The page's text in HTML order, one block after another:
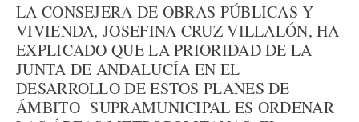
LA CONSEJERA DE OBRAS PÚBLICAS Y
VIVIENDA, JOSEFINA CRUZ VILLALÓN, HA
EXPLICADO QUE LA PRIORIDAD DE LA
JUNTA DE ANDALUCÍA EN EL
DESARROLLO DE ESTOS PLANES DE
ÁMBITO SUPRAMUNICIPAL ES ORDENAR